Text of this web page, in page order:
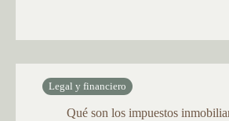
Legal y financiero
Qué son los impuestos